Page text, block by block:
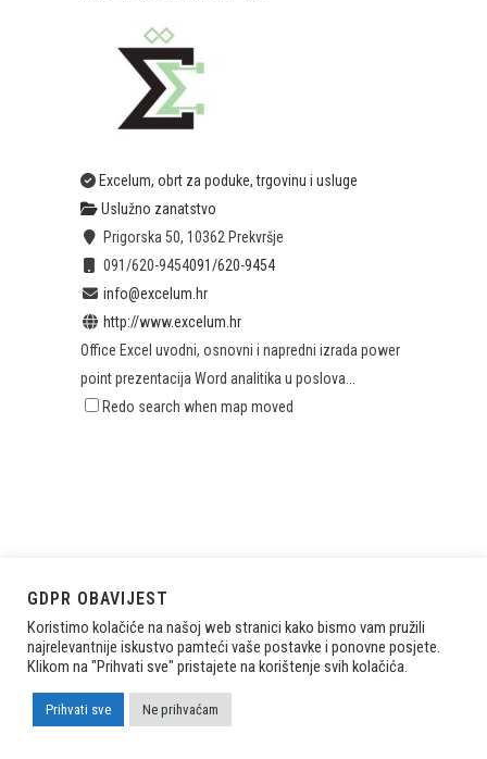
Excelum, obrt za poduke, trgovinu i usluge
Uslužno zanatstvo
Prigorska 50, 10362 Prekvršje
091/620-9454091/620-9454
info@excelum.hr
http://www.excelum.hr
Office Excel uvodni, osnovni i napredni izrada power
point prezentacija Word analitika u poslova...
Redo search when map moved
GDPR OBAVIJEST
Koristimo kolačiće na našoj web stranici kako bismo vam pružili
najrelevantnije iskustvo pamteći vaše postavke i ponovne posjete.
Klikom na "Prihvati sve" pristajete na korištenje svih kolačića.
Prihvati sve Ne prihvaćam